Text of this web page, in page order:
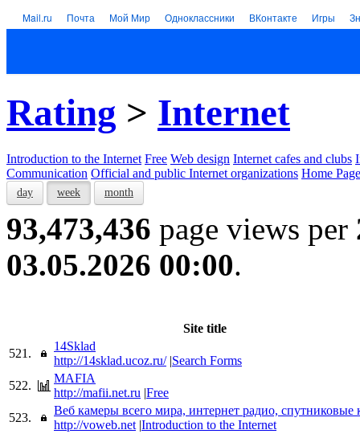
Mail.ru Почта Мой Мир Одноклассники ВКонтакте Игры
Rating > Internet
Introduction to the Internet Free Web design Internet cafes and clubs
Communication Official and public Internet organizations Home
day week month
93,473,436 page views per
03.05.2026 00:00.
Site title
521.
14Sklad
http://14sklad.ucoz.ru/ |Search Forms
522.
MAFIA
http://mafii.net.ru |Free
523.
Веб камеры всего мира, интернет радио, спутниковые
http://voweb.net |Introduction to the Internet